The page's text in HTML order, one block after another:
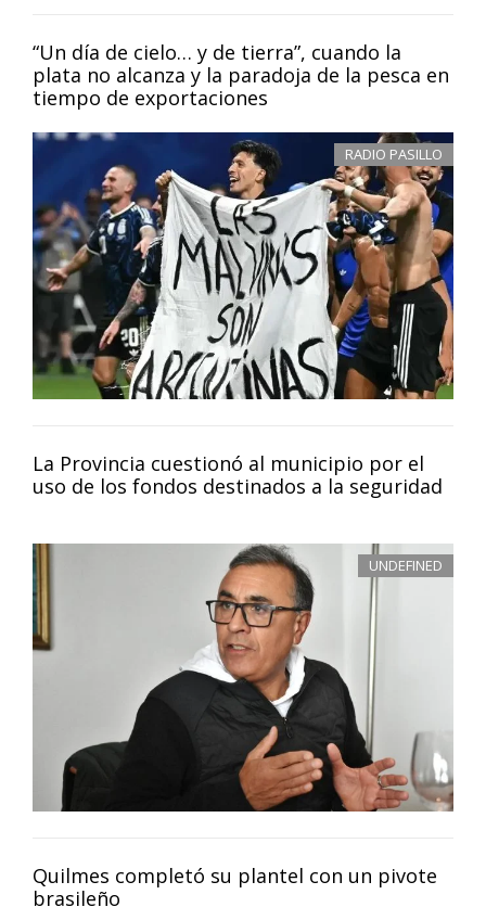
“Un día de cielo… y de tierra”, cuando la
plata no alcanza y la paradoja de la pesca en
tiempo de exportaciones
RADIO PASILLO
La Provincia cuestionó al municipio por el
uso de los fondos destinados a la seguridad
UNDEFINED
Quilmes completó su plantel con un pivote
brasileño